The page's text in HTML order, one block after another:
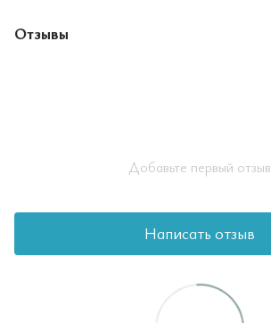
Отзывы
Добавьте первый отзыв
Написать отзыв